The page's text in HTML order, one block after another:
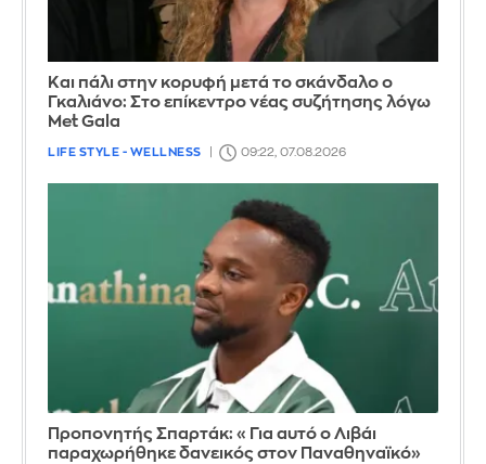
Και πάλι στην κορυφή μετά το σκάνδαλο ο
Γκαλιάνο: Στο επίκεντρο νέας συζήτησης λόγω
Met Gala
LIFE STYLE - WELLNESS 09:22, 07.08.2026
Προπονητής Σπαρτάκ: «Για αυτό ο Λιβάι
παραχωρήθηκε δανεικός στον Παναθηναϊκό»